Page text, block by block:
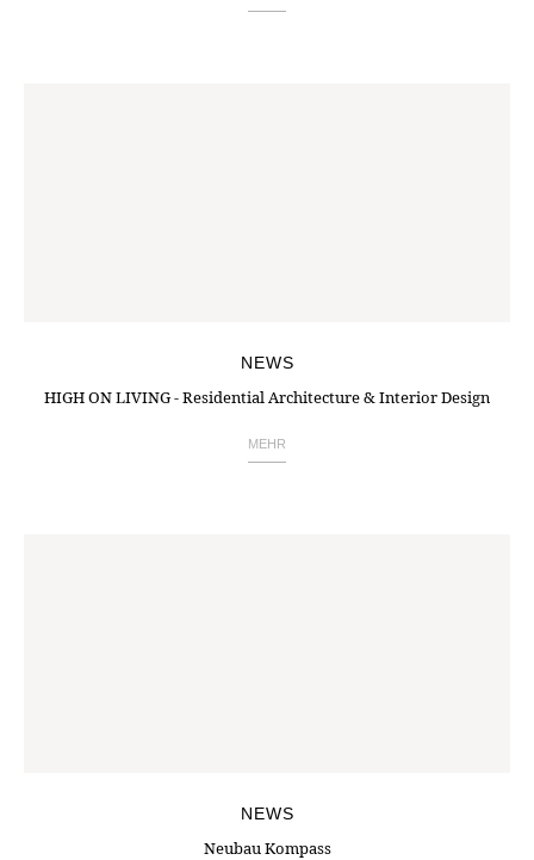
NEWS
HIGH ON LIVING - Residential Architecture & Interior Design
MEHR
NEWS
Neubau Kompass